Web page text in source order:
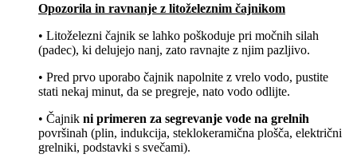
Opozorila in ravnanje z litoželeznim čajnikom
• Litoželezni čajnik se lahko poškoduje pri močnih silah
(padec), ki delujejo nanj, zato ravnajte z njim pazljivo.
• Pred prvo uporabo čajnik napolnite z vrelo vodo, pustite
stati nekaj minut, da se pregreje, nato vodo odlijte.
• Čajnik ni primeren za segrevanje vode na grelnih
površinah (plin, indukcija, steklokeramična plošča, električni
grelniki, podstavki s svečami).